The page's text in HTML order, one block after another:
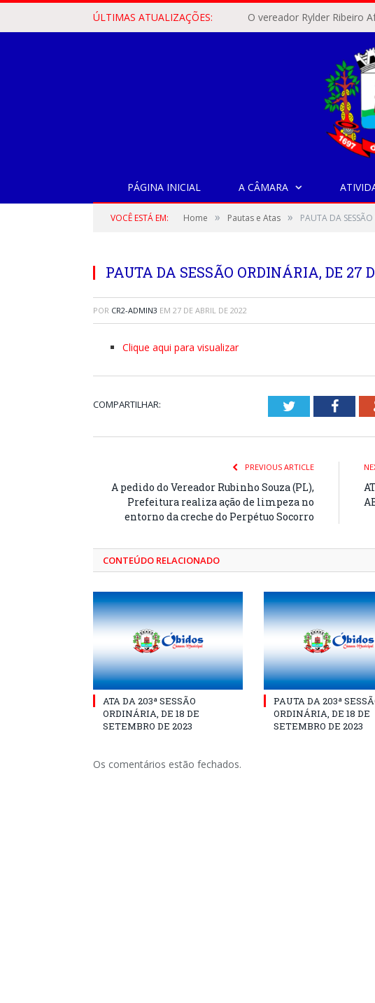
ÚLTIMAS ATUALIZAÇÕES:
PÁGINA INICIAL A CÂMARA
VOCÊ ESTÁ EM: Home » Pautas e Atas » PAUTA DA
PAUTA DA SESSÃO ORDINÁRIA, DE 27
POR CR2-ADMIN3 EM 27 DE ABRIL DE 2022
Clique aqui para visualizar
COMPARTILHAR: Twitter
PREVIOUS ARTICLE
A pedido do Vereador Rubinho Souza (PL),
Prefeitura realiza ação de limpeza no
entorno da creche do Perpétuo Socorro
CONTEÚDO RELACIONADO
ATA DA 203ª SESSÃO
ORDINÁRIA, DE 18 DE
SETEMBRO DE 2023
PAUTA DA 203ª
ORDINÁRIA, DE 18 DE
SETEMBRO DE 2023
Os comentários estão fechados.